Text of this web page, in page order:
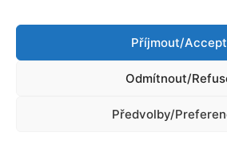
Příjmout/Accept
Odmítnout/
Předvolby/
Redakční kodex